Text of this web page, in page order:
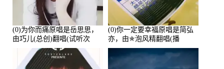
(0)为你而痛原唱是岳思思，
由巧儿(总创)翻唱(试听次
数:108697)
(0)你一定要幸福原唱是简弘
亦，由✯泡风精翻唱(播
放:102381)